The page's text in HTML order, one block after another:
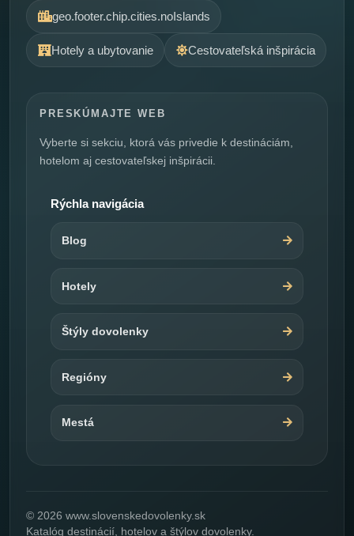
geo.footer.chip.cities.noIslands
Hotely a ubytovanie Cestovateľská inšpirácia
PRESKÚMAJTE WEB
Vyberte si sekciu, ktorá vás privedie k destináciám,
hotelom aj cestovateľskej inšpirácii.
Rýchla navigácia
Blog
Hotely
Štýly dovolenky
Regióny
Mestá
© 2026 www.slovenskedovolenky.sk
Katalóg destinácií, hotelov a štýlov dovolenky.